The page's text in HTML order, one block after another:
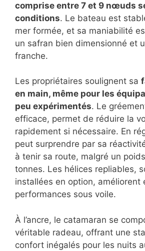
comprise entre 7 et 9 nœuds
conditions. Le bateau est
mer formée, et sa maniabilité
un safran bien dimensionné et
franche.
Les propriétaires soulignent sa
en main, même pour les
peu expérimentés. Le
efficace, permet de réduire la
rapidement si nécessaire. En
peut surprendre par sa
à tenir sa route, malgré un
tonnes. Les hélices repliables,
installées en option, améliorent
performances sous voile.
À l’ancre, le catamaran se
véritable radeau, offrant une
confort inégalés pour les nuits